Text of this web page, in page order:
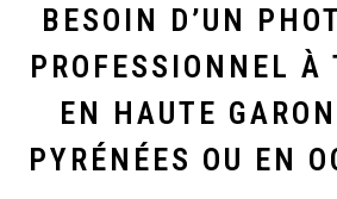
BESOIN D’UN
PROFESSIONNEL À
EN HAUTE
PYRÉNÉES OU EN